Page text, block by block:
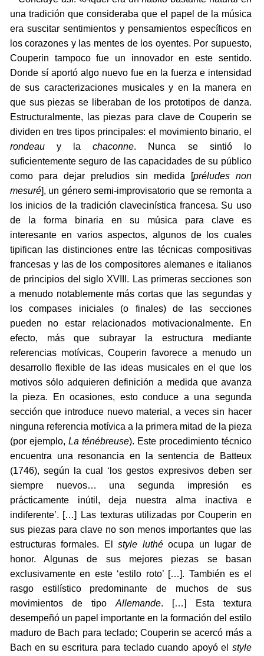
una tradición que consideraba que el papel de la música
era suscitar sentimientos y pensamientos específicos en
los corazones y las mentes de los oyentes. Por supuesto,
Couperin tampoco fue un innovador en este sentido.
Donde sí aportó algo nuevo fue en la fuerza e intensidad
de sus caracterizaciones musicales y en la manera en
que sus piezas se liberaban de los prototipos de danza.
Estructuralmente, las piezas para clave de Couperin se
dividen en tres tipos principales: el movimiento binario, el
rondeauy lachaconne. Nunca se sintió lo
suficientemente seguro de las capacidades de su público
como para dejar preludios sin medida [préludes non
mesuré], un género semi-improvisatorio que se remonta a
los inicios de la tradición clavecinística francesa. Su uso
de la forma binaria en su música para clave es
interesante en varios aspectos, algunos de los cuales
tipifican las distinciones entre las técnicas compositivas
francesas y las de los compositores alemanes e italianos
de principios del siglo XVIII. Las primeras secciones son
a menudo notablemente más cortas que las segundas y
los compases iniciales (o finales) de las secciones
pueden no estar relacionados motivacionalmente. En
efecto, más que subrayar la estructura mediante
referencias motívicas, Couperin favorece a menudo un
desarrollo flexible de las ideas musicales en el que los
motivos sólo adquieren definición a medida que avanza
la pieza. En ocasiones, esto conduce a una segunda
sección que introduce nuevo material, a veces sin hacer
ninguna referencia motívica a la primera mitad de la pieza
(por ejemplo, La ténébreuse). Este procedimiento técnico
encuentra una resonancia en la sentencia de Batteux
(1746), según la cual ‘los gestos expresivos deben ser
siempre nuevos… una segunda impresión es
prácticamente inútil, deja nuestra alma inactiva e
indiferente’. […] Las texturas utilizadas por Couperin en
sus piezas para clave no son menos importantes que las
estructuras formales. Elstyle luthéocupa un lugar de
honor. Algunas de sus mejores piezas se basan
exclusivamente en este ‘estilo roto’ […]. También es el
rasgo estilístico predominante de muchos de sus
movimientos de tipoAllemande. […] Esta textura
desempeñó un papel importante en la formación del estilo
maduro de Bach para teclado; Couperin se acercó más a
Bach en su escritura para teclado cuando apoyó el style